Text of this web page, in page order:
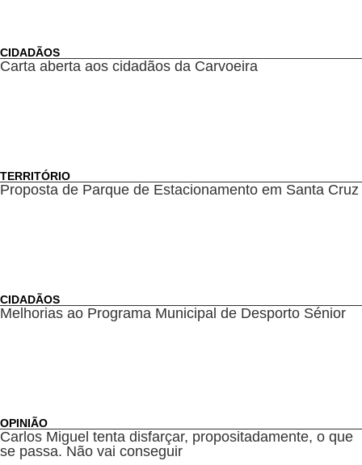
CIDADÃOS
Carta aberta aos cidadãos da Carvoeira
TERRITÓRIO
Proposta de Parque de Estacionamento em Santa Cruz
CIDADÃOS
Melhorias ao Programa Municipal de Desporto Sénior
OPINIÃO
Carlos Miguel tenta disfarçar, propositadamente, o que
se passa. Não vai conseguir